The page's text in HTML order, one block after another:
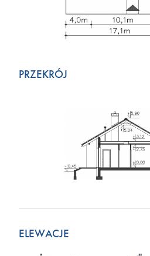
PRZEKRÓJ
ELEWACJE